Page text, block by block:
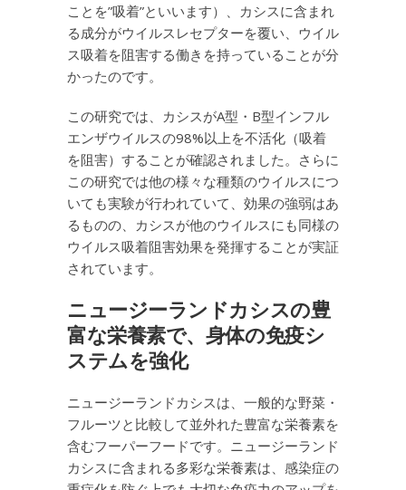
ことを”吸着”といいます）、カシスに含まれ
る成分がウイルスレセプターを覆い、ウイル
ス吸着を阻害する働きを持っていることが分
かったのです。
この研究では、カシスがA型・B型インフル
エンザウイルスの98%以上を不活化（吸着
を阻害）することが確認されました。さらに
この研究では他の様々な種類のウイルスにつ
いても実験が行われていて、効果の強弱はあ
るものの、カシスが他のウイルスにも同様の
ウイルス吸着阻害効果を発揮することが実証
されています。
ニュージーランドカシスの豊
富な栄養素で、身体の免疫シ
ステムを強化
ニュージーランドカシスは、一般的な野菜・
フルーツと比較して並外れた豊富な栄養素を
含むフーパーフードです。ニュージーランド
カシスに含まれる多彩な栄養素は、感染症の